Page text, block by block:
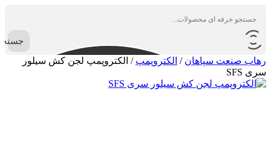
رهاب صنعت سپاهان / الکتروپمپ / الکتروپمپ لجن کش سیلور
سری SFS